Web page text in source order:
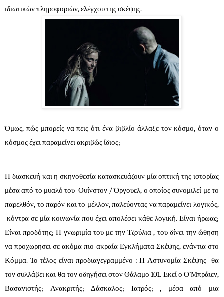
ιδιωτικών πληροφοριών, ελέγχου της σκέψης.
Όμως, πώς μπορείς να πεις ότι ένα βιβλίο άλλαξε τον κόσμο, όταν ο
κόσμος έχει παραμείνει ακριβώς ίδιος;
Η διασκευή και η σκηνοθεσία κατασκευάζουν μία οπτική της ιστορίας
μέσα από το μυαλό του Ουίνστον / Όργουελ, ο οποίος συνομιλεί με το
παρελθόν, το παρόν και το μέλλον, παλεύοντας να παραμείνει λογικός,
κόντρα σε μία κοινωνία που έχει απολέσει κάθε λογική. Είναι ήρωας;
Είναι προδότης; Η γνωριμία του με την Τζούλια , του δίνει την ώθηση
να προχωρησει σε ακόμα πιο ακραία Εγκλήματα Σκέψης, ενάντια στο
Κόμμα. To τέλος είναι προδιαγεγραμμένο : Η Αστυνομία Σκέψης θα
τον συλλάβει και θα τον οδηγήσει στον Θάλαμο 101. Εκεί ο Ο’Μπράιεν,
Βασανιστής; Ανακριτής; Δάσκαλος; Ιατρός; , μέσα από μια